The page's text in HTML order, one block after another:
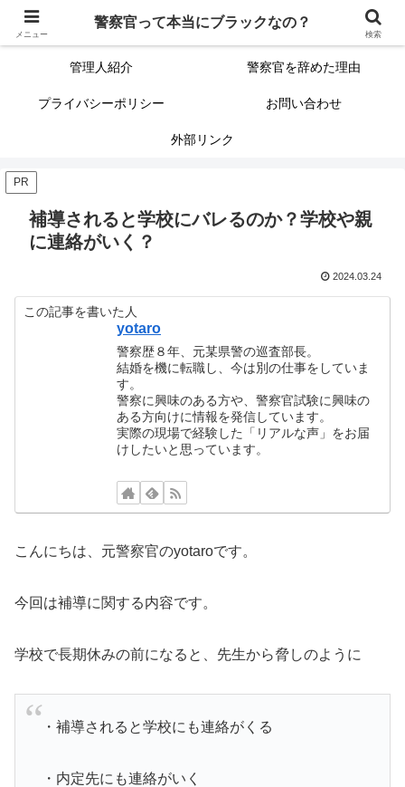
警察官って本当にブラックなの？ サイトマップ（記事一覧）
管理人紹介 警察官を辞めた理由
プライバシーポリシー お問い合わせ
外部リンク
PR
補導されると学校にバレるのか？学校や親
に連絡がいく？
2024.03.24
この記事を書いた人
yotaro
警察歴８年、元某県警の巡査部長。
結婚を機に転職し、今は別の仕事をしていま
す。
警察に興味のある方や、警察官試験に興味の
ある方向けに情報を発信しています。
実際の現場で経験した「リアルな声」をお届
けしたいと思っています。
こんにちは、元警察官のyotaroです。
今回は補導に関する内容です。
学校で長期休みの前になると、先生から脅しのように
・補導されると学校にも連絡がくる
・内定先にも連絡がいく
メニュー
警察官って本当にブラックなの？
検索